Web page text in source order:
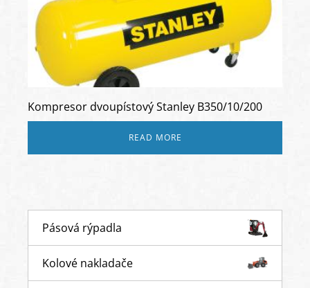
Pásová rýpadla
Kolové nakladače
Kompresor dvoupístový Stanley B350/10/200
READ MORE